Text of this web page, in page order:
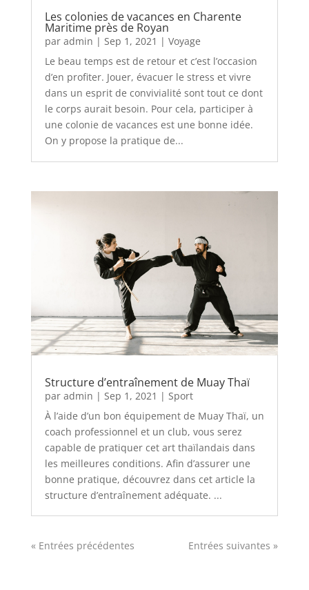
Les colonies de vacances en Charente
Maritime près de Royan
par admin | Sep 1, 2021 | Voyage
Le beau temps est de retour et c’est l’occasion
d’en profiter. Jouer, évacuer le stress et vivre
dans un esprit de convivialité sont tout ce dont
le corps aurait besoin. Pour cela, participer à
une colonie de vacances est une bonne idée.
On y propose la pratique de...
Structure d’entraînement de Muay Thaï
par admin | Sep 1, 2021 | Sport
À l’aide d’un bon équipement de Muay Thaï, un
coach professionnel et un club, vous serez
capable de pratiquer cet art thaïlandais dans
les meilleures conditions. Afin d’assurer une
bonne pratique, découvrez dans cet article la
structure d’entraînement adéquate. ...
« Entrées précédentes Entrées suivantes »